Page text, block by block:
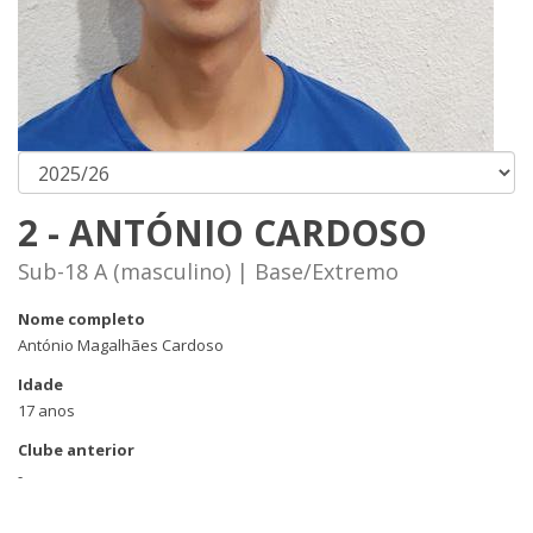
2 - ANTÓNIO CARDOSO
Sub-18 A (masculino) | Base/Extremo
Nome completo
António Magalhães Cardoso
Idade
17 anos
Clube anterior
-